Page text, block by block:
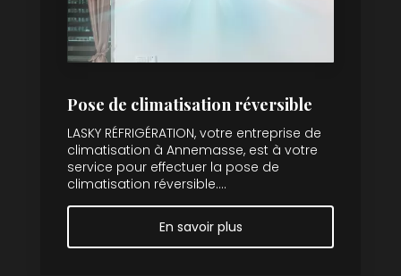
Pose de climatisation réversible
LASKY RÉFRIGÉRATION, votre entreprise de
climatisation à Annemasse, est à votre
service pour effectuer la pose de
climatisation réversible....
En savoir plus